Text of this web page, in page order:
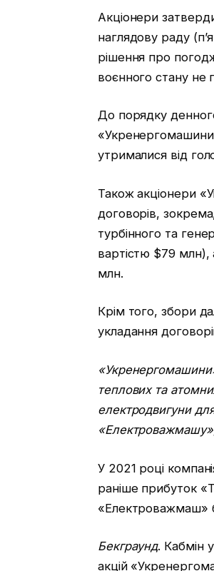
Акціонери
наглядову раду
рішення про
воєнного стану не
До порядку
утрималися від
Також акціонери
договорів,
турбінного та
вартістю $79 млн),
млн.
Крім того, збори
укладання
теплових та
електродвигуни
У 2021 році
раніше прибуток
«Електроважмаш»
Бекграунд. Кабмін
акцій